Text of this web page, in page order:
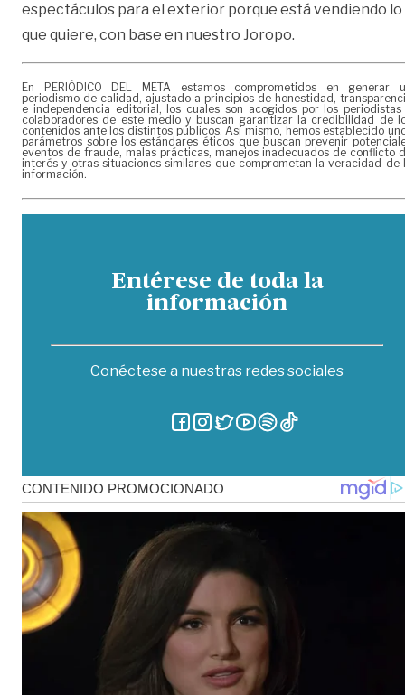
espectáculos para el exterior porque está vendiendo lo
que quiere, con base en nuestro Joropo.
En PERIÓDICO DEL META estamos comprometidos en generar
periodismo de calidad, ajustado a principios de honestidad,
e independencia editorial, los cuales son acogidos por los periodistas
colaboradores de este medio y buscan garantizar la credibilidad de
contenidos ante los distintos públicos. Así mismo, hemos establecido
parámetros sobre los estándares éticos que buscan prevenir
eventos de fraude, malas prácticas, manejos inadecuados de conflicto
interés y otras situaciones similares que comprometan la veracidad de
información.
Entérese de toda la
información
Conéctese a nuestras redes sociales